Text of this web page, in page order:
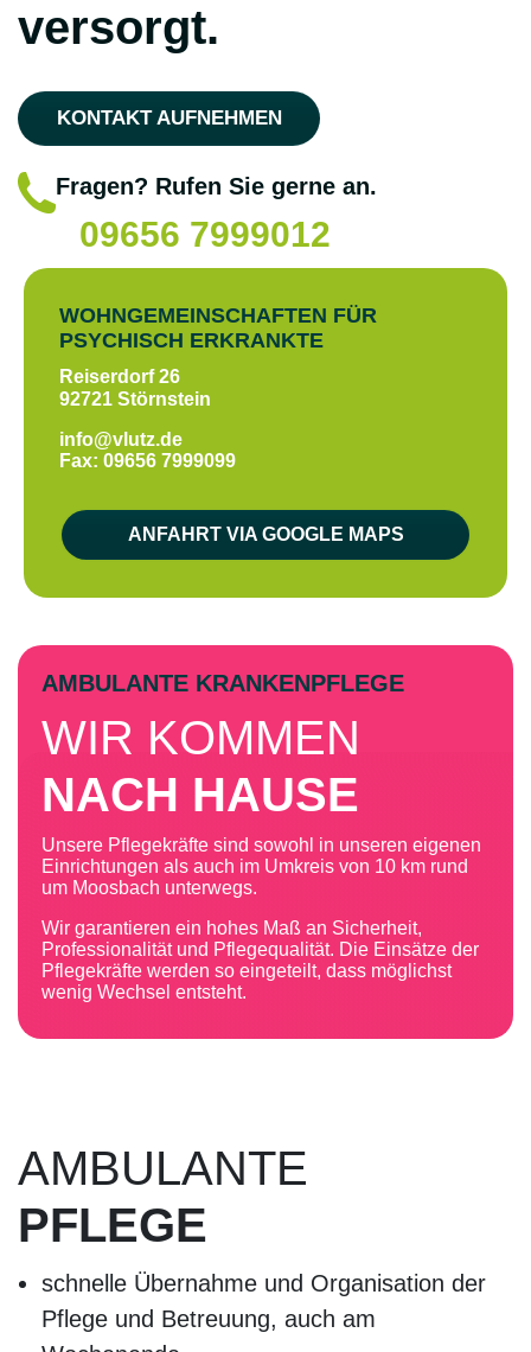
versorgt.
KONTAKT AUFNEHMEN
Fragen? Rufen Sie gerne an.
09656 7999012
WOHNGEMEINSCHAFTEN FÜR
PSYCHISCH ERKRANKTE
Reiserdorf 26
92721 Störnstein
info@vlutz.de
Fax: 09656 7999099
ANFAHRT VIA GOOGLE MAPS
AMBULANTE KRANKENPFLEGE
WIR KOMMEN
NACH HAUSE
Unsere Pflegekräfte sind sowohl in unseren eigenen
Einrichtungen als auch im Umkreis von 10 km rund
um Moosbach unterwegs.
Wir garantieren ein hohes Maß an Sicherheit,
Professionalität und Pflegequalität. Die Einsätze der
Pflegekräfte werden so eingeteilt, dass möglichst
wenig Wechsel entsteht.
AMBULANTE
PFLEGE
schnelle Übernahme und Organisation der
Pflege und Betreuung, auch am